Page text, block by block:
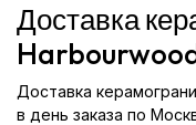
Доставка
Доставка
в день заказа по